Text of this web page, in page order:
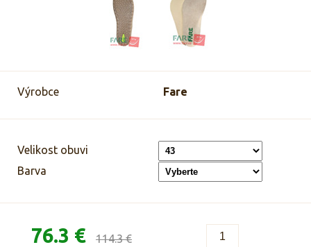
Výrobce Fare
Velikost obuvi
Barva
76.3 € 114.3 €